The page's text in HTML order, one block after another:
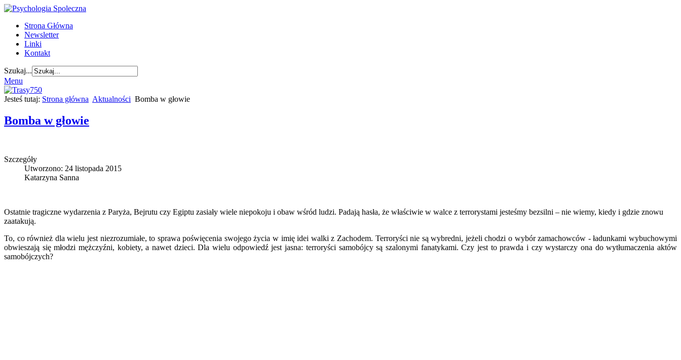
Strona Główna
Newsletter
Linki
Kontakt
Szukaj...
Menu
Jesteś tutaj: Strona główna Aktualności Bomba w głowie
Bomba w głowie
Szczegóły
Utworzono: 24 listopada 2015
Katarzyna Sanna
Ostatnie tragiczne wydarzenia z Paryża, Bejrutu czy Egiptu zasiały wiele niepokoju i obaw wśród ludzi. Padają hasła, że właściwie w walce z terrorystami jesteśmy bezsilni – nie wiemy, kiedy i gdzie znowu
zaatakują.
To, co również dla wielu jest niezrozumiałe, to sprawa poświęcenia swojego życia w imię idei walki z Zachodem. Terroryści nie są wybredni, jeżeli chodzi o wybór zamachowców - ładunkami wybuchowymi
obwieszają się młodzi mężczyźni, kobiety, a nawet dzieci. Dla wielu odpowiedź jest jasna: terroryści samobójcy są szalonymi fanatykami. Czy jest to prawda i czy wystarczy ona do wytłumaczenia aktów
samobójczych?